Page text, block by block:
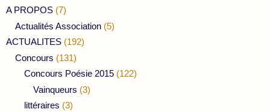
A PROPOS (7)
Actualités Association (5)
ACTUALITES (192)
Concours (131)
Concours Poésie 2015 (122)
Vainqueurs (3)
littéraires (3)